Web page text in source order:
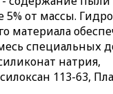
5% от массы.
материала
специальных
натрия,
113-63,